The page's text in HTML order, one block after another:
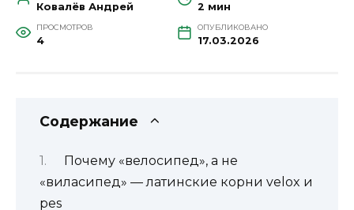
Ковалёв Андрей 2 мин
ПРОСМОТРОВ
4
ОПУБЛИКОВАНО
17.03.2026
Содержание
Почему «велосипед», а не
«виласипед» — латинские корни velox и
pes